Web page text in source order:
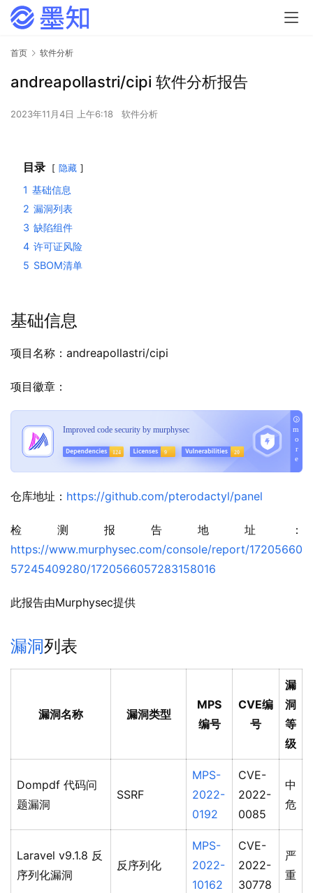
首页 软件分析
andreapollastri/cipi 软件分析报告
2023年11月4日 上午6:18 软件分析
目录 隐藏
1 基础信息
2 漏洞列表
3 缺陷组件
4 许可证风险
5 SBOM清单
基础信息
项目名称：andreapollastri/cipi
项目徽章：
仓库地址： https://github.com/pterodactyl/panel
检测报告地址：
https://www.murphysec.com/console/report/17205660
57245409280/1720566057283158016
此报告由Murphysec提供
漏洞列表
漏洞名称 漏洞类型
MPS
编号
CVE编
号
漏
洞
等
级
Dompdf 代码问
题漏洞
SSRF
MPS-
2022-
0192
CVE-
2022-
0085
中
危
Laravel v9.1.8 反
序列化漏洞
反序列化
MPS-
2022-
10162
CVE-
2022-
30778
严
重